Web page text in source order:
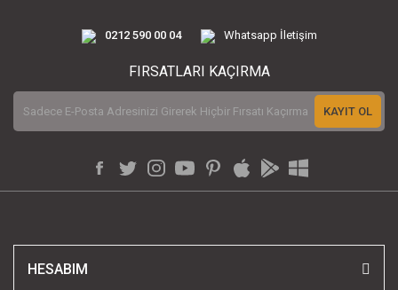
0212 590 00 04 Whatsapp İletişim
FIRSATLARI KAÇIRMA
KAYIT OL
HESABIM